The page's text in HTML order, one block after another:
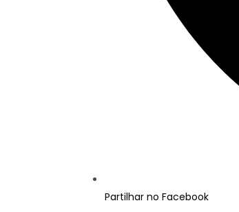
Partilhar no Facebook